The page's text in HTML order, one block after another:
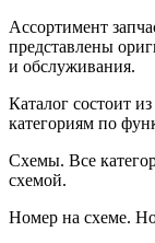
Ассортимент
представлены
и обслуживания.
Каталог состоит
категориям по
Схемы. Все
схемой.
Номер на схеме.